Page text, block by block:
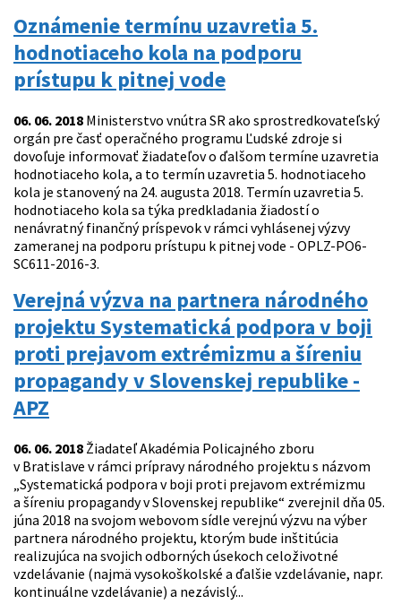
Oznámenie termínu uzavretia 5.
hodnotiaceho kola na podporu
prístupu k pitnej vode
06. 06. 2018 Ministerstvo vnútra SR ako sprostredkovateľský
orgán pre časť operačného programu Ľudské zdroje si
dovoľuje informovať žiadateľov o ďalšom termíne uzavretia
hodnotiaceho kola, a to termín uzavretia 5. hodnotiaceho
kola je stanovený na 24. augusta 2018. Termín uzavretia 5.
hodnotiaceho kola sa týka predkladania žiadostí o
nenávratný finančný príspevok v rámci vyhlásenej výzvy
zameranej na podporu prístupu k pitnej vode - OPLZ-PO6-
SC611-2016-3.
Verejná výzva na partnera národného
projektu Systematická podpora v boji
proti prejavom extrémizmu a šíreniu
propagandy v Slovenskej republike -
APZ
06. 06. 2018 Žiadateľ Akadémia Policajného zboru
v Bratislave v rámci prípravy národného projektu s názvom
„Systematická podpora v boji proti prejavom extrémizmu
a šíreniu propagandy v Slovenskej republike“ zverejnil dňa 05.
júna 2018 na svojom webovom sídle verejnú výzvu na výber
partnera národného projektu, ktorým bude inštitúcia
realizujúca na svojich odborných úsekoch celoživotné
vzdelávanie (najmä vysokoškolské a ďalšie vzdelávanie, napr.
kontinuálne vzdelávanie) a nezávislý...